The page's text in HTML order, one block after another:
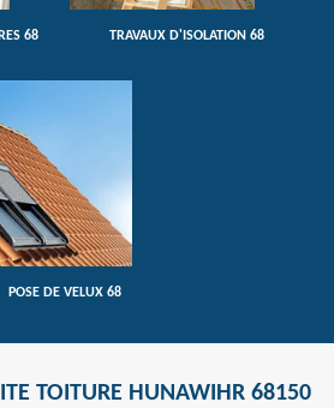
68 TRAVAUX D'ISOLATION 68
POSE DE VELUX 68
TOITURE HUNAWIHR 68150